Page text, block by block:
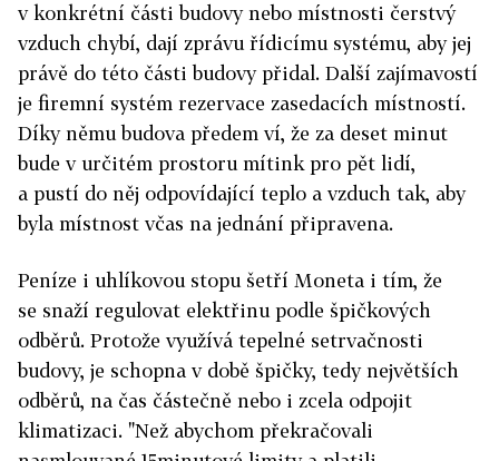
v konkrétní části budovy nebo místnosti čerstvý
vzduch chybí, dají zprávu řídicímu systému, aby jej
právě do této části budovy přidal. Další zajímavostí
je firemní systém rezervace zasedacích místností.
Díky němu budova předem ví, že za deset minut
bude v určitém prostoru mítink pro pět lidí,
a pustí do něj odpovídající teplo a vzduch tak, aby
byla místnost včas na jednání připravena.
Peníze i uhlíkovou stopu šetří Moneta i tím, že
se snaží regulovat elektřinu podle špičkových
odběrů. Protože využívá tepelné setrvačnosti
budovy, je schopna v době špičky, tedy největších
odběrů, na čas částečně nebo i zcela odpojit
klimatizaci. "Než abychom překračovali